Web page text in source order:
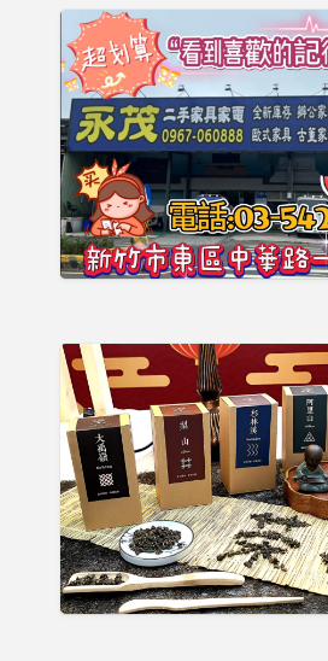
筆
消
費
滿
$10000
即
可
參
加
獎
活
動！
即
日
起
來
永
茂
二
手
家
購
買
商
品，
出
示
此
活
動
鶯
歌
光
點
美
學
館
冬
日